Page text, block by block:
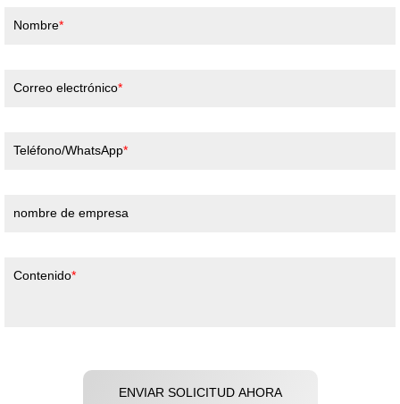
Nombre
Correo electrónico
Teléfono/WhatsApp
nombre de empresa
Contenido
ENVIAR SOLICITUD AHORA